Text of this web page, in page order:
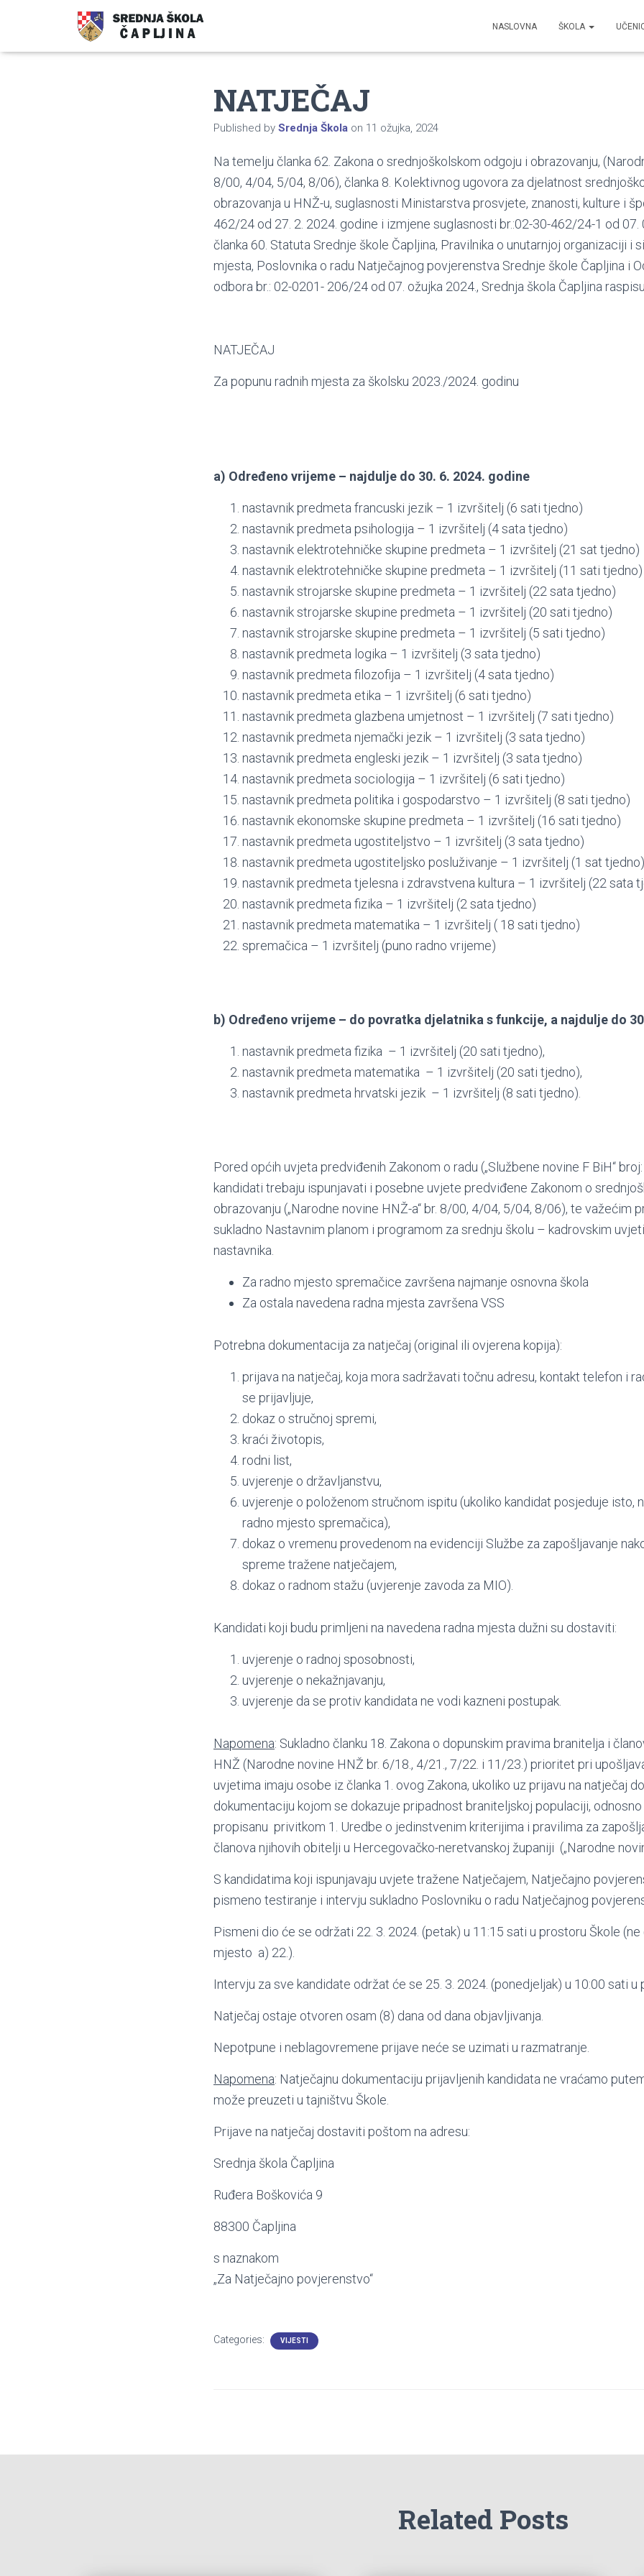
NASLOVNA ŠKOLA
NATJEČAJ
Published by Srednja Škola on 11 ožujka, 2024
Na temelju članka 62. Zakona o srednjoškolskom odgoju i obrazovanju,
8/00, 4/04, 5/04, 8/06), članka 8. Kolektivnog ugovora za djelatnost
obrazovanja u HNŽ-u, suglasnosti Ministarstva prosvjete, znanosti, kulture i
462/24 od 27. 2. 2024. godine i izmjene suglasnosti br.:02-30-462/24-1 od 07.
članka 60. Statuta Srednje škole Čapljina, Pravilnika o unutarnjoj organizaciji i
mjesta, Poslovnika o radu Natječajnog povjerenstva Srednje škole Čapljina i
odbora br.: 02-0201- 206/24 od 07. ožujka 2024., Srednja škola Čapljina
NATJEČAJ
Za popunu radnih mjesta za školsku 2023./2024. godinu
a) Određeno vrijeme – najdulje do 30. 6. 2024. godine
nastavnik predmeta francuski jezik – 1 izvršitelj (6 sati tjedno)
nastavnik predmeta psihologija – 1 izvršitelj (4 sata tjedno)
nastavnik elektrotehničke skupine predmeta – 1 izvršitelj (21 sat tjedno)
nastavnik elektrotehničke skupine predmeta – 1 izvršitelj (11 sati tjedno)
nastavnik strojarske skupine predmeta – 1 izvršitelj (22 sata tjedno)
nastavnik strojarske skupine predmeta – 1 izvršitelj (20 sati tjedno)
nastavnik strojarske skupine predmeta – 1 izvršitelj (5 sati tjedno)
nastavnik predmeta logika – 1 izvršitelj (3 sata tjedno)
nastavnik predmeta filozofija – 1 izvršitelj (4 sata tjedno)
nastavnik predmeta etika – 1 izvršitelj (6 sati tjedno)
nastavnik predmeta glazbena umjetnost – 1 izvršitelj (7 sati tjedno)
nastavnik predmeta njemački jezik – 1 izvršitelj (3 sata tjedno)
nastavnik predmeta engleski jezik – 1 izvršitelj (3 sata tjedno)
nastavnik predmeta sociologija – 1 izvršitelj (6 sati tjedno)
nastavnik predmeta politika i gospodarstvo – 1 izvršitelj (8 sati tjedno)
nastavnik ekonomske skupine predmeta – 1 izvršitelj (16 sati tjedno)
nastavnik predmeta ugostiteljstvo – 1 izvršitelj (3 sata tjedno)
nastavnik predmeta ugostiteljsko posluživanje – 1 izvršitelj (1 sat tjedno)
nastavnik predmeta tjelesna i zdravstvena kultura – 1 izvršitelj (22 sata
nastavnik predmeta fizika – 1 izvršitelj (2 sata tjedno)
nastavnik predmeta matematika – 1 izvršitelj ( 18 sati tjedno)
spremačica – 1 izvršitelj (puno radno vrijeme)
b) Određeno vrijeme – do povratka djelatnika s funkcije, a najdulje do
nastavnik predmeta fizika – 1 izvršitelj (20 sati tjedno),
nastavnik predmeta matematika – 1 izvršitelj (20 sati tjedno),
nastavnik predmeta hrvatski jezik – 1 izvršitelj (8 sati tjedno).
Pored općih uvjeta predviđenih Zakonom o radu („Službene novine F BiH“
kandidati trebaju ispunjavati i posebne uvjete predviđene Zakonom o
obrazovanju („Narodne novine HNŽ-a“ br. 8/00, 4/04, 5/04, 8/06), te važećim
sukladno Nastavnim planom i programom za srednju školu – kadrovskim
nastavnika.
Za radno mjesto spremačice završena najmanje osnovna škola
Za ostala navedena radna mjesta završena VSS
Potrebna dokumentacija za natječaj (original ili ovjerena kopija):
prijava na natječaj, koja mora sadržavati točnu adresu, kontakt telefon i
se prijavljuje,
dokaz o stručnoj spremi,
kraći životopis,
rodni list,
uvjerenje o državljanstvu,
uvjerenje o položenom stručnom ispitu (ukoliko kandidat posjeduje isto,
radno mjesto spremačica),
dokaz o vremenu provedenom na evidenciji Službe za zapošljavanje
spreme tražene natječajem,
dokaz o radnom stažu (uvjerenje zavoda za MIO).
Kandidati koji budu primljeni na navedena radna mjesta dužni su dostaviti:
uvjerenje o radnoj sposobnosti,
uvjerenje o nekažnjavanju,
uvjerenje da se protiv kandidata ne vodi kazneni postupak.
Napomena: Sukladno članku 18. Zakona o dopunskim pravima branitelja i
HNŽ (Narodne novine HNŽ br. 6/18., 4/21., 7/22. i 11/23.) prioritet pri
uvjetima imaju osobe iz članka 1. ovog Zakona, ukoliko uz prijavu na natječaj
dokumentaciju kojom se dokazuje pripadnost braniteljskoj populaciji,
propisanu privitkom 1. Uredbe o jedinstvenim kriterijima i pravilima za
članova njihovih obitelji u Hercegovačko-neretvanskoj županiji („Narodne
S kandidatima koji ispunjavaju uvjete tražene Natječajem, Natječajno
pismeno testiranje i intervju sukladno Poslovniku o radu Natječajnog
Pismeni dio će se održati 22. 3. 2024. (petak) u 11:15 sati u prostoru Škole
mjesto a) 22.).
Intervju za sve kandidate održat će se 25. 3. 2024. (ponedjeljak) u 10:00 sati u
Natječaj ostaje otvoren osam (8) dana od dana objavljivanja.
Nepotpune i neblagovremene prijave neće se uzimati u razmatranje.
Napomena: Natječajnu dokumentaciju prijavljenih kandidata ne vraćamo
može preuzeti u tajništvu Škole.
Prijave na natječaj dostaviti poštom na adresu:
Srednja škola Čapljina
Ruđera Boškovića 9
88300 Čapljina
s naznakom
„Za Natječajno povjerenstvo“
Categories: VIJESTI
Related Posts